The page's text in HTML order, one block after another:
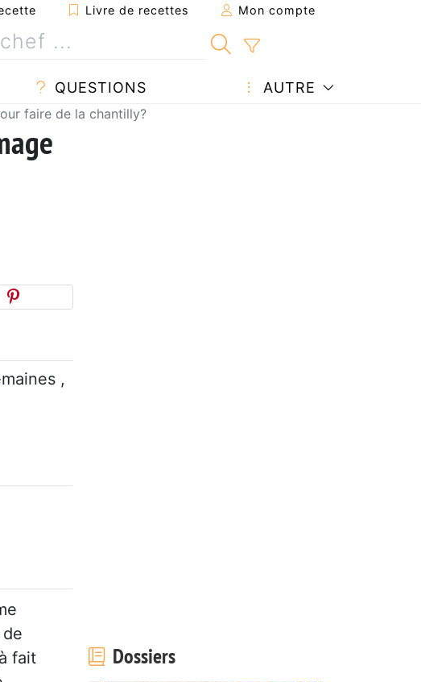
Livre de recettes Mon compte
QUESTIONS AUTRE
faire de la chantilly?
,
fait
Dossiers